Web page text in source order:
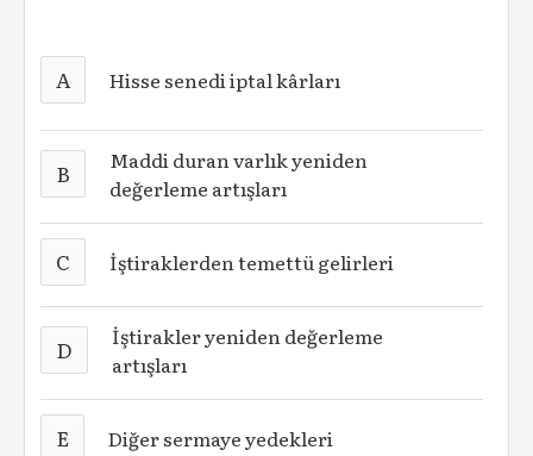
A Hisse senedi iptal kârları
B
Maddi duran varlık yeniden
değerleme artışları
C İştiraklerden temettü gelirleri
D
İştirakler yeniden değerleme
artışları
E Diğer sermaye yedekleri